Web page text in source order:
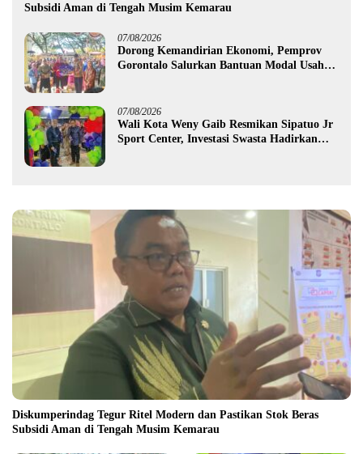
Subsidi Aman di Tengah Musim Kemarau
07/08/2026
Dorong Kemandirian Ekonomi, Pemprov
Gorontalo Salurkan Bantuan Modal Usaha
07/08/2026
Wali Kota Weny Gaib Resmikan Sipatuo Jr
Sport Center, Investasi Swasta Hadirkan
Diskumperindag Tegur Ritel Modern dan Pastikan Stok Beras
Subsidi Aman di Tengah Musim Kemarau